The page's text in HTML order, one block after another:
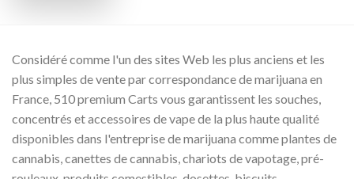
Considéré comme l'un des sites Web les plus anciens et les
plus simples de vente par correspondance de marijuana en
France, 510 premium Carts vous garantissent les souches,
concentrés et accessoires de vape de la plus haute qualité
disponibles dans l'entreprise de marijuana comme plantes de
cannabis, canettes de cannabis, chariots de vapotage, pré-